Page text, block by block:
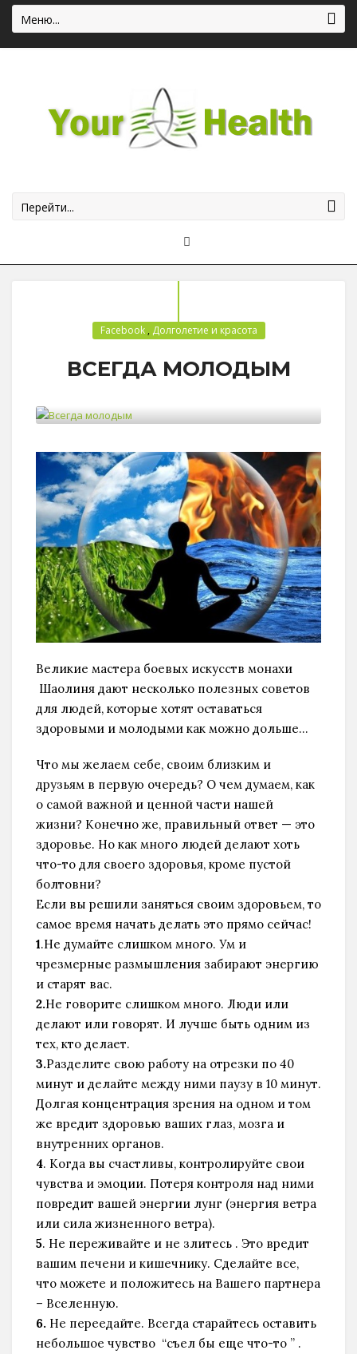
Меню...
Перейти...
Facebook, Долголетие и красота
ВСЕГДА МОЛОДЫМ
Великиe мастерa боевых искусств монахи
Шаолиня дают несколько полезных советов
для людей, которые хотят оставаться
здоровыми и молодыми как можно дольше…
Что мы желаем себе, своим близким и
друзьям в первую очередь? О чем думаем, как
о самой важной и ценной части нашей
жизни? Конечно же, правильный ответ — это
здоровье. Но как много людей делают хоть
что-то для своего здоровья, кроме пустой
болтовни?
Если вы решили заняться своим здоровьем, то
самое время начать делать это прямо сейчас!
1.Не думайте слишком много. Ум и
чрезмерныe pазмышления забирают энергию
и старят вас.
2.Не говорите слишком много. Люди или
делают или говорят. И лучше быть одним из
тех, кто делает.
3.Разделите свою работу на отрезки по 40
минут и делайте между ними паузу в 10 минут.
Долгая концентрация зрения на одном и том
же вредит здоровью ваших глаз, мозга и
внутренних органов.
4. Когда вы счастливы, контролируйте свои
чувства и эмоции. Потеря контроля над ними
повредит вашей энергии лунг (энергия ветра
или сила жизненного ветра).
5. Не переживайте и не злитесь . Это вредит
вашим печени и кишечнику. Сделайте все,
что можете и положитесь на Вашего партнера
– Вселенную.
6. Не переедайте. Всегда старайтесь оставить
небольшое чувство “съел бы еще что-то ” .